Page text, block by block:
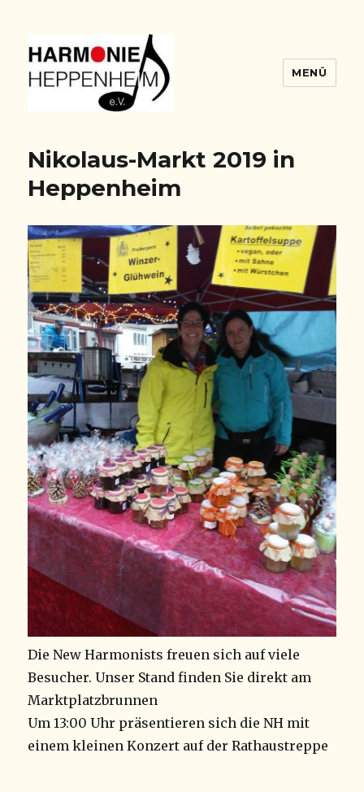
MENÜ
Nikolaus-Markt 2019 in
Heppenheim
Die New Harmonists freuen sich auf viele
Besucher. Unser Stand finden Sie direkt am
Marktplatzbrunnen
Um 13:00 Uhr präsentieren sich die NH mit
einem kleinen Konzert auf der Rathaustreppe